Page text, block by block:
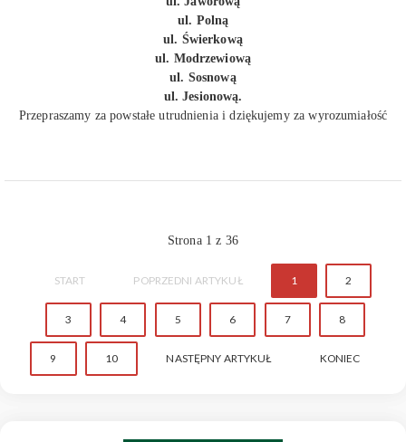
ul. Polną
ul. Świerkową
ul. Modrzewiową
ul. Sosnową
ul. Jesionową.
Przepraszamy za powstałe utrudnienia i dziękujemy za wyrozumiałość
Strona 1 z 36
START POPRZEDNI ARTYKUŁ 1 2
3 4 5 6 7 8
9 10 NASTĘPNY ARTYKUŁ KONIEC